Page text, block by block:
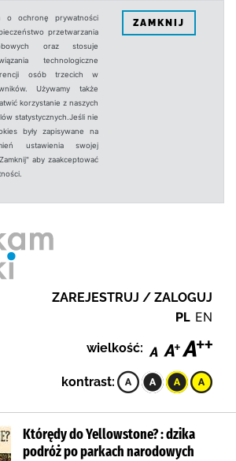
o ochronę prywatności
przetwarzania
oraz stosuje
technologiczne
osób trzecich w
Używamy także
korzystanie z naszych
statystycznych.Jeśli nie
były zapisywane na
ustawienia swojej
aby zaakceptować
ZAMKNIJ
ZAREJESTRUJ / ZALOGUJ
PL EN
wielkość:
kontrast:
Którędy do Yellowstone? : dzika
podróż po parkach narodowych